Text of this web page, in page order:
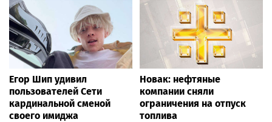
Егор Шип удивил
пользователей Сети
кардинальной сменой
своего имиджа
Новак: нефтяные
компании сняли
ограничения на отпуск
топлива